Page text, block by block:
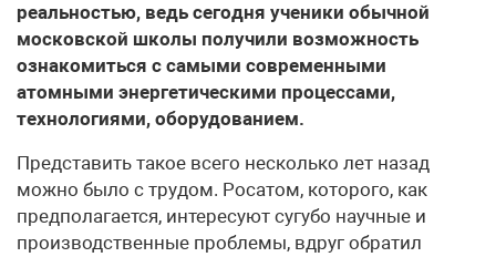
реальностью, ведь сегодня ученики обычной
московской школы получили возможность
ознакомиться с самыми современными
атомными энергетическими процессами,
технологиями, оборудованием.
Представить такое всего несколько лет назад
можно было с трудом. Росатом, которого, как
предполагается, интересуют сугубо научные и
производственные проблемы, вдруг обратил